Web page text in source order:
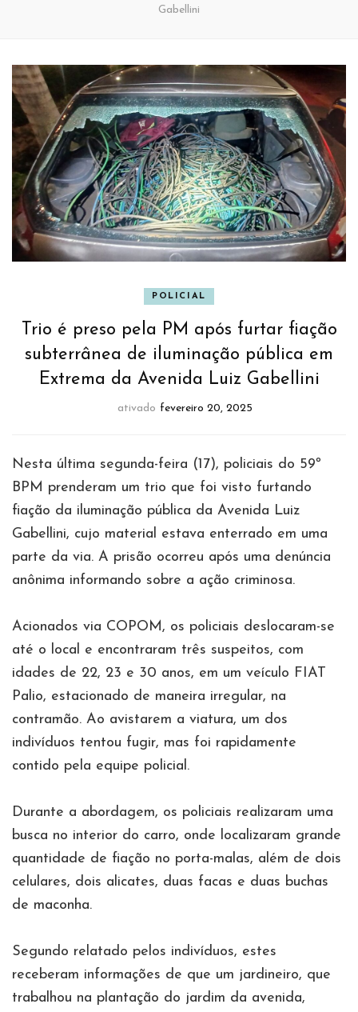
Gabellini
POLICIAL
Trio é preso pela PM após furtar fiação
subterrânea de iluminação pública em
Extrema da Avenida Luiz Gabellini
ativado fevereiro 20, 2025
Nesta última segunda-feira (17), policiais do 59º
BPM prenderam um trio que foi visto furtando
fiação da iluminação pública da Avenida Luiz
Gabellini, cujo material estava enterrado em uma
parte da via. A prisão ocorreu após uma denúncia
anônima informando sobre a ação criminosa.
Acionados via COPOM, os policiais deslocaram-se
até o local e encontraram três suspeitos, com
idades de 22, 23 e 30 anos, em um veículo FIAT
Palio, estacionado de maneira irregular, na
contramão. Ao avistarem a viatura, um dos
indivíduos tentou fugir, mas foi rapidamente
contido pela equipe policial.
Durante a abordagem, os policiais realizaram uma
busca no interior do carro, onde localizaram grande
quantidade de fiação no porta-malas, além de dois
celulares, dois alicates, duas facas e duas buchas
de maconha.
Segundo relatado pelos indivíduos, estes
receberam informações de que um jardineiro, que
trabalhou na plantação do jardim da avenida,